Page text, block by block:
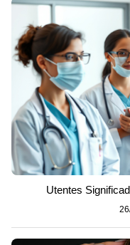
Utentes